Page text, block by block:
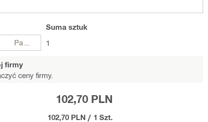
Suma sztuk
1
firmy
ceny firmy.
102,70 PLN
102,70 PLN / 1 Szt.